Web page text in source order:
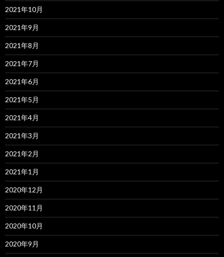
2021年10月
2021年9月
2021年8月
2021年7月
2021年6月
2021年5月
2021年4月
2021年3月
2021年2月
2021年1月
2020年12月
2020年11月
2020年10月
2020年9月